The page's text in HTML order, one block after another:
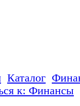
Каталог
к: Финансы